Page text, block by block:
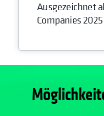
Ausgezeichnet
Companies 2025